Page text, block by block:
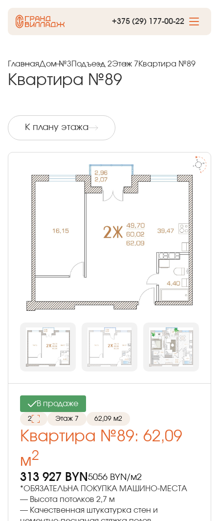
+375 (29) 177-00-22
ГлавнаяДом №3 Подъезд 2Этаж 7Квартира №89
Квартира №89
К плану этажа
2 Этаж 7 62,09 м2
В продаже
Квартира №89: 62,09
м2
313 927 BYN 5056 BYN/м2
*ОБЯЗАТЕЛЬНА ПОКУПКА МАШИНО-МЕСТА
— Высота потолков 2,7 м
— Качественная штукатурка стен и